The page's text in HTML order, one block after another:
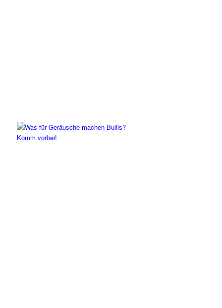
Komm vorbei!